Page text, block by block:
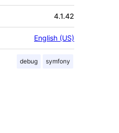
4.1.42
English (US)
debug symfony